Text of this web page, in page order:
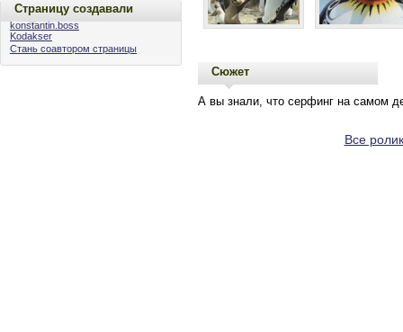
Страницу создавали
konstantin.boss
Kodakser
Стань соавтором страницы
Сюжет
А вы знали, что серфинг на самом
Все